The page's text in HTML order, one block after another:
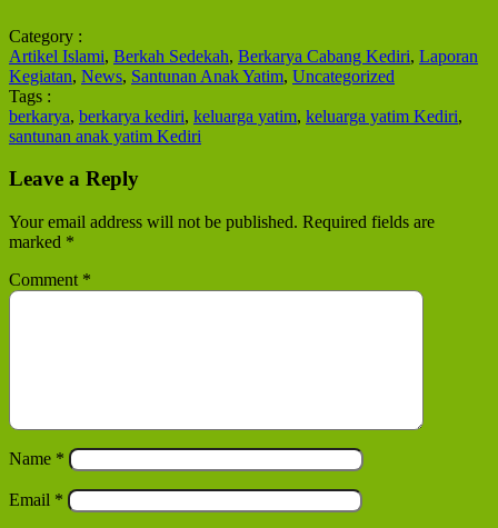
Category :
Artikel Islami, Berkah Sedekah, Berkarya Cabang Kediri, Laporan
Kegiatan, News, Santunan Anak Yatim, Uncategorized
Tags :
berkarya, berkarya kediri, keluarga yatim, keluarga yatim Kediri,
santunan anak yatim Kediri
Leave a Reply
Your email address will not be published. Required fields are
marked *
Comment *
Name *
Email *